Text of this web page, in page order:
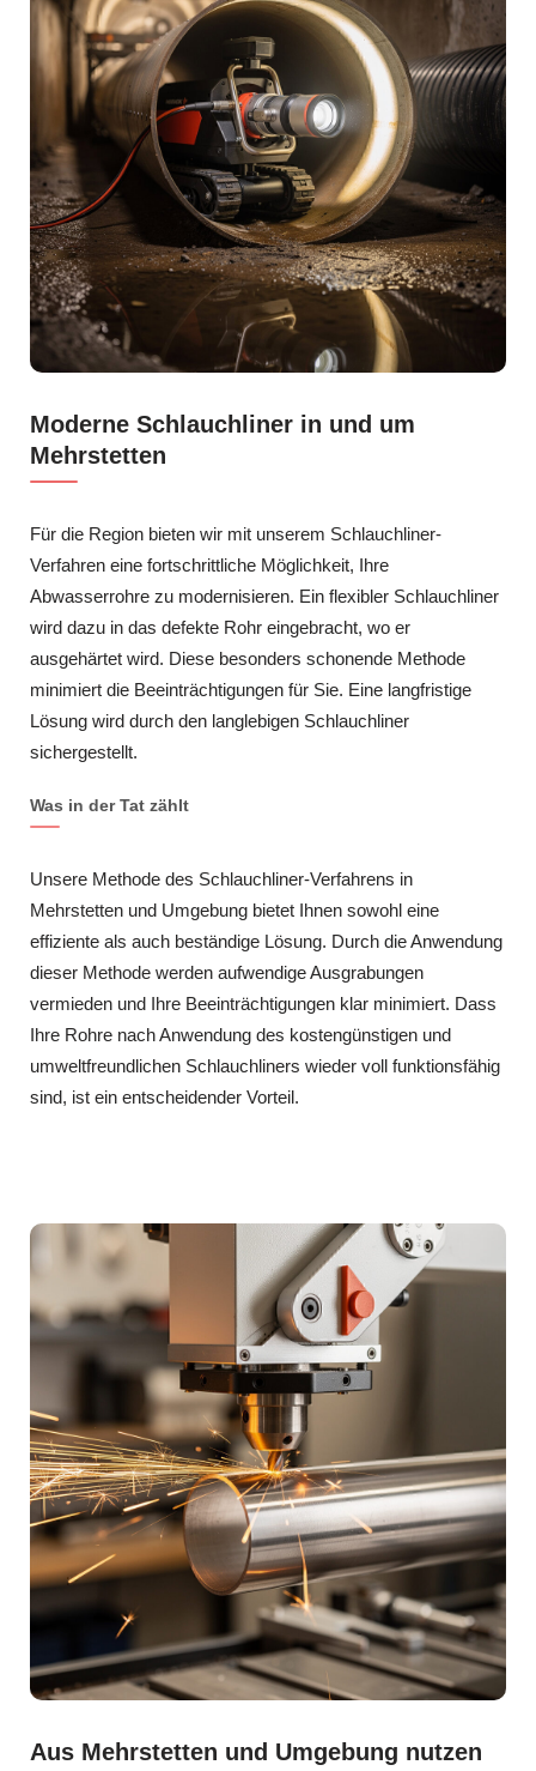
Moderne Schlauchliner in und um
Mehrstetten
Für die Region bieten wir mit unserem Schlauchliner-
Verfahren eine fortschrittliche Möglichkeit, Ihre
Abwasserrohre zu modernisieren. Ein flexibler Schlauchliner
wird dazu in das defekte Rohr eingebracht, wo er
ausgehärtet wird. Diese besonders schonende Methode
minimiert die Beeinträchtigungen für Sie. Eine langfristige
Lösung wird durch den langlebigen Schlauchliner
sichergestellt.
Was in der Tat zählt
Unsere Methode des Schlauchliner-Verfahrens in
Mehrstetten und Umgebung bietet Ihnen sowohl eine
effiziente als auch beständige Lösung. Durch die Anwendung
dieser Methode werden aufwendige Ausgrabungen
vermieden und Ihre Beeinträchtigungen klar minimiert. Dass
Ihre Rohre nach Anwendung des kostengünstigen und
umweltfreundlichen Schlauchliners wieder voll funktionsfähig
sind, ist ein entscheidender Vorteil.
Aus Mehrstetten und Umgebung nutzen